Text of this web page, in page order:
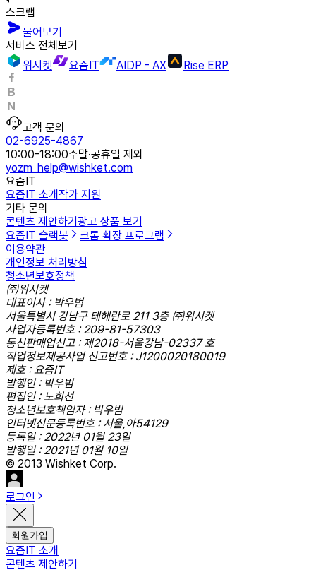
스크랩
물어보기
서비스 전체보기
위시켓
요즘IT AIDP - AX Rise ERP
고객 문의
02-6925-4867
10:00-18:00주말·공휴일 제외
yozm_help@wishket.com
요즘IT
요즘IT 소개작가 지원
기타 문의
콘텐츠 제안하기 광고 상품 보기
요즘IT 슬랙봇
크롬 확장 프로그램
이용약관
개인정보 처리방침
청소년보호정책
㈜위시켓
대표이사 : 박우범
서울특별시 강남구 테헤란로 211 3층 ㈜위시켓
사업자등록번호 : 209-81-57303
통신판매업신고 : 제2018-서울강남-02337 호
직업정보제공사업 신고번호 : J1200020180019
제호 : 요즘IT
발행인 : 박우범
편집인 : 노희선
청소년보호책임자 : 박우범
인터넷신문등록번호 : 서울,아54129
등록일 : 2022년 01월 23일
발행일 : 2021년 01월 10일
© 2013 Wishket Corp.
로그인
회원가입
요즘IT 소개
콘텐츠 제안하기